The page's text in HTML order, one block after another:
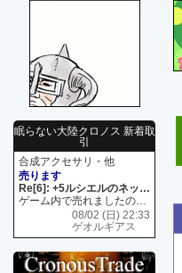
眠らない大陸クロノス 新着取
引
合成アクセサリ・他
売ります
Re[6]: +5ルシエルのネックレス
ゲーム内で売れましたので 在庫がネク1 リング4 となります リングのお値段は80G といたします
08/02 (日) 22:33
ゲオルギアス